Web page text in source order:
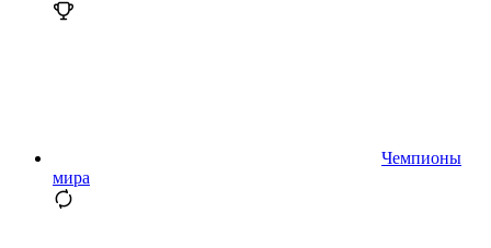
Чемпионы
мира